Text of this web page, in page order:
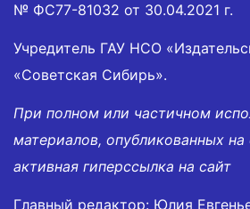
№ ФС77-81032 от 30.04.2021 г.
Учредитель ГАУ НСО
«Советская Сибирь».
При полном или частичном
материалов, опубликованных на
активная гиперссылка на сайт
Главный редактор: Юлия